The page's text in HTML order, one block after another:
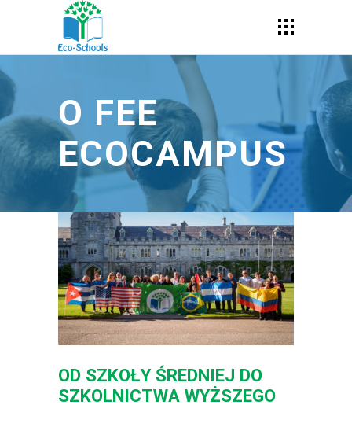
O FEE
ECOCAMPUS
OD SZKOŁY ŚREDNIEJ DO
SZKOLNICTWA WYŻSZEGO